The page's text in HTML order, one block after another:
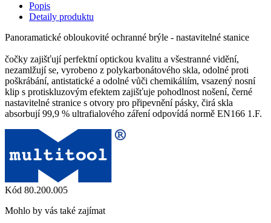
Popis
Detaily produktu
Panoramatické obloukovité ochranné brýle - nastavitelné stanice
čočky zajišťují perfektní optickou kvalitu a všestranné vidění,
nezamlžují se, vyrobeno z polykarbonátového skla, odolné proti
poškrábání, antistatické a odolné vůči chemikáliím, vsazený nosní
klip s protiskluzovým efektem zajišťuje pohodlnost nošení, černé
nastavitelné stranice s otvory pro připevnění pásky, čirá skla
absorbují 99,9 % ultrafialového záření odpovídá normě EN166 1.F.
Kód 80.200.005
Mohlo by vás také zajímat